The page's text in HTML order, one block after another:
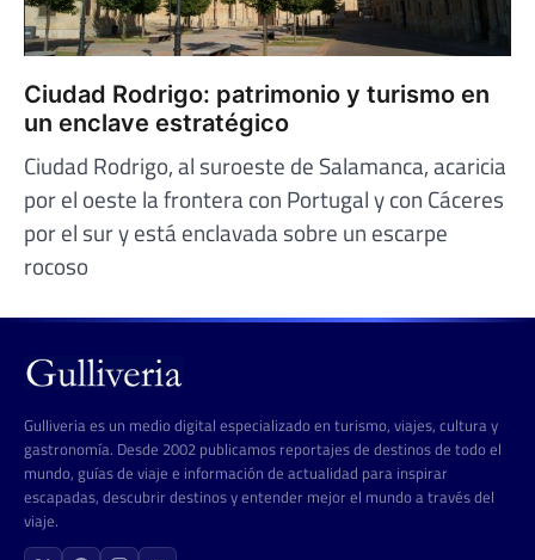
Ciudad Rodrigo: patrimonio y turismo en
un enclave estratégico
Ciudad Rodrigo, al suroeste de Salamanca, acaricia
por el oeste la frontera con Portugal y con Cáceres
por el sur y está enclavada sobre un escarpe
rocoso
Gulliveria es un medio digital especializado en turismo, viajes, cultura y
gastronomía. Desde 2002 publicamos reportajes de destinos de todo el
mundo, guías de viaje e información de actualidad para inspirar
escapadas, descubrir destinos y entender mejor el mundo a través del
viaje.